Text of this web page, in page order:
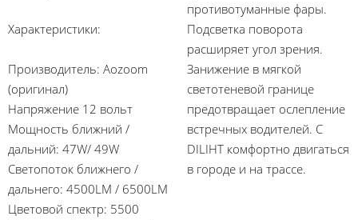
Характеристики:
Производитель: Aozoom
(оригинал)
Напряжение 12 вольт
Мощность ближний /
дальний: 47W/ 49W
Светопоток ближнего /
дальнего: 4500LM / 6500LM
Цветовой спектр: 5500
противотуманные фары.
Подсветка поворота
расширяет угол зрения.
Занижение в мягкой
светотеневой границе
предотвращает ослепление
встречных водителей. С
DILIHT комфортно двигаться
в городе и на трассе.